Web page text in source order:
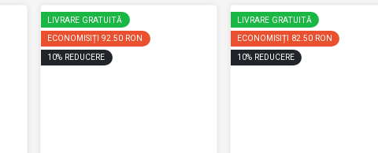
LIVRARE GRATUITĂ
ECONOMISIȚI 92.50 RON
10% REDUCERE
LIVRARE GRATUITĂ
ECONOMISIȚI 82.50 RON
10% REDUCERE